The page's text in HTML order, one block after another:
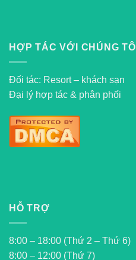
HỢP TÁC VỚI CHÚNG TÔI
Đối tác: Resort – khách sạn
Đại lý hợp tác & phân phối
HỖ TRỢ
8:00 – 18:00 (Thứ 2 – Thứ 6)
8:00 – 12:00 (Thứ 7)